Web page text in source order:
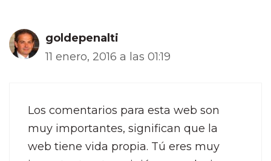
goldepenalti
11 enero, 2016 a las 01:19
Los comentarios para esta web son
muy importantes, significan que la
web tiene vida propia. Tú eres muy